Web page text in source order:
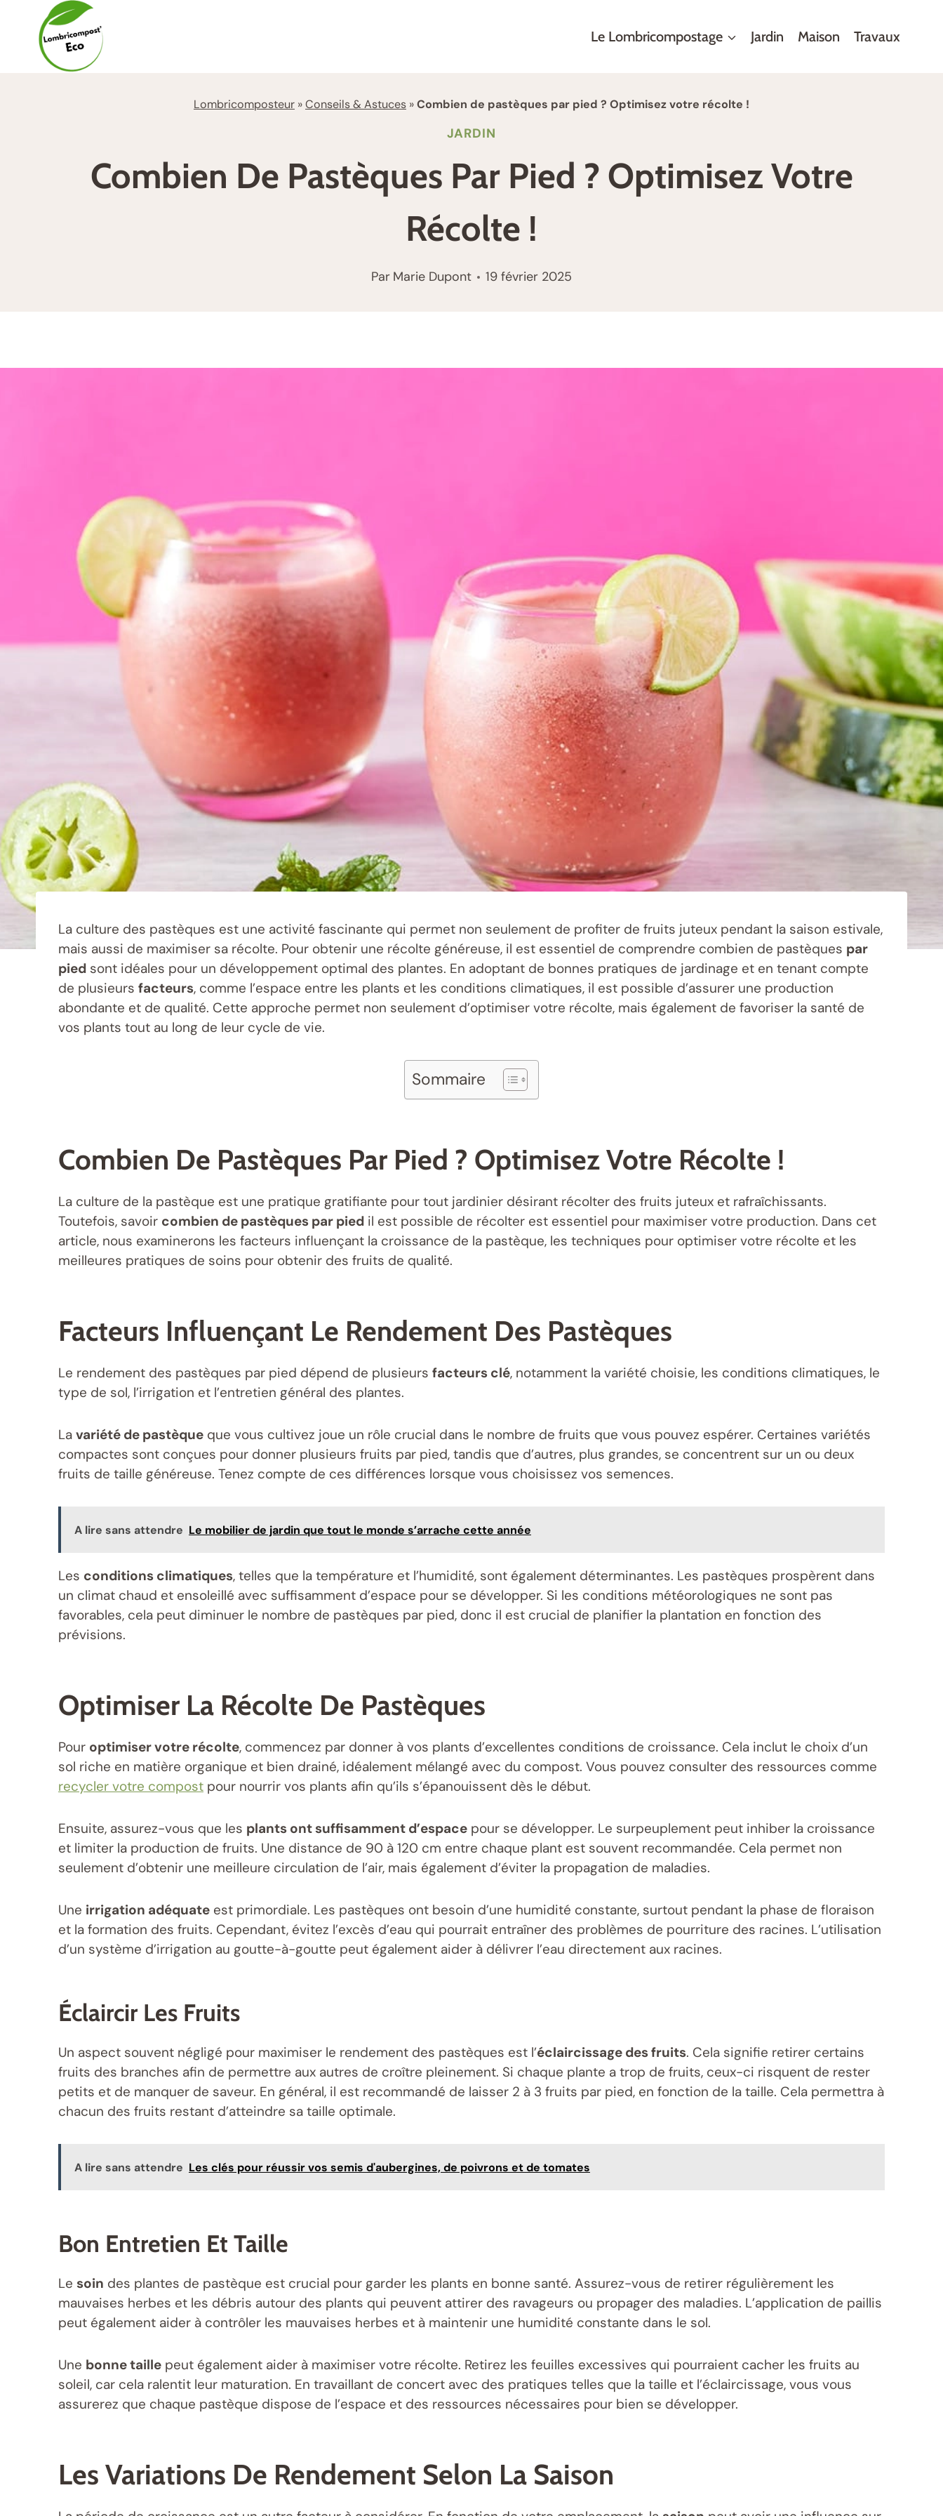
contenu
Le Lombricompostage Jardin Maison Travaux
Lombricomposteur »Conseils & Astuces »Combien de pastèques par pied ? Optimisez votre récolte !
JARDIN
Combien De Pastèques Par Pied ? Optimisez Votre
Récolte !
Par Marie Dupont 19 février 2025
La culture des pastèques est une activité fascinante qui permet non seulement de profiter de fruits juteux pendant la saison estivale,
mais aussi de maximiser sa récolte. Pour obtenir une récolte généreuse, il est essentiel de comprendre combien de pastèques par
pied sont idéales pour un développement optimal des plantes. En adoptant de bonnes pratiques de jardinage et en tenant compte
de plusieurs facteurs, comme l’espace entre les plants et les conditions climatiques, il est possible d’assurer une production
abondante et de qualité. Cette approche permet non seulement d’optimiser votre récolte, mais également de favoriser la santé de
vos plants tout au long de leur cycle de vie.
Sommaire
Combien De Pastèques Par Pied ? Optimisez Votre Récolte !
La culture de la pastèque est une pratique gratifiante pour tout jardinier désirant récolter des fruits juteux et rafraîchissants.
Toutefois, savoir combien de pastèques par pied il est possible de récolter est essentiel pour maximiser votre production. Dans cet
article, nous examinerons les facteurs influençant la croissance de la pastèque, les techniques pour optimiser votre récolte et les
meilleures pratiques de soins pour obtenir des fruits de qualité.
Facteurs Influençant Le Rendement Des Pastèques
Le rendement des pastèques par pied dépend de plusieurs facteurs clé, notamment la variété choisie, les conditions climatiques, le
type de sol, l’irrigation et l’entretien général des plantes.
La variété de pastèque que vous cultivez joue un rôle crucial dans le nombre de fruits que vous pouvez espérer. Certaines variétés
compactes sont conçues pour donner plusieurs fruits par pied, tandis que d’autres, plus grandes, se concentrent sur un ou deux
fruits de taille généreuse. Tenez compte de ces différences lorsque vous choisissez vos semences.
A lire sans attendre Le mobilier de jardin que tout le monde s’arrache cette année
Les conditions climatiques, telles que la température et l’humidité, sont également déterminantes. Les pastèques prospèrent dans
un climat chaud et ensoleillé avec suffisamment d’espace pour se développer. Si les conditions météorologiques ne sont pas
favorables, cela peut diminuer le nombre de pastèques par pied, donc il est crucial de planifier la plantation en fonction des
prévisions.
Optimiser La Récolte De Pastèques
Pour optimiser votre récolte, commencez par donner à vos plants d’excellentes conditions de croissance. Cela inclut le choix d’un
sol riche en matière organique et bien drainé, idéalement mélangé avec du compost. Vous pouvez consulter des ressources comme
recycler votre compost pour nourrir vos plants afin qu’ils s’épanouissent dès le début.
Ensuite, assurez-vous que les plants ont suffisamment d’espace pour se développer. Le surpeuplement peut inhiber la croissance
et limiter la production de fruits. Une distance de 90 à 120 cm entre chaque plant est souvent recommandée. Cela permet non
seulement d’obtenir une meilleure circulation de l’air, mais également d’éviter la propagation de maladies.
Une irrigation adéquate est primordiale. Les pastèques ont besoin d’une humidité constante, surtout pendant la phase de floraison
et la formation des fruits. Cependant, évitez l’excès d’eau qui pourrait entraîner des problèmes de pourriture des racines. L’utilisation
d’un système d’irrigation au goutte-à-goutte peut également aider à délivrer l’eau directement aux racines.
Éclaircir Les Fruits
Un aspect souvent négligé pour maximiser le rendement des pastèques est l’éclaircissage des fruits. Cela signifie retirer certains
fruits des branches afin de permettre aux autres de croître pleinement. Si chaque plante a trop de fruits, ceux-ci risquent de rester
petits et de manquer de saveur. En général, il est recommandé de laisser 2 à 3 fruits par pied, en fonction de la taille. Cela permettra à
chacun des fruits restant d’atteindre sa taille optimale.
A lire sans attendre Les clés pour réussir vos semis d'aubergines, de poivrons et de tomates
Bon Entretien Et Taille
Le soin des plantes de pastèque est crucial pour garder les plants en bonne santé. Assurez-vous de retirer régulièrement les
mauvaises herbes et les débris autour des plants qui peuvent attirer des ravageurs ou propager des maladies. L’application de paillis
peut également aider à contrôler les mauvaises herbes et à maintenir une humidité constante dans le sol.
Une bonne taille peut également aider à maximiser votre récolte. Retirez les feuilles excessives qui pourraient cacher les fruits au
soleil, car cela ralentit leur maturation. En travaillant de concert avec des pratiques telles que la taille et l’éclaircissage, vous vous
assurerez que chaque pastèque dispose de l’espace et des ressources nécessaires pour bien se développer.
Les Variations De Rendement Selon La Saison